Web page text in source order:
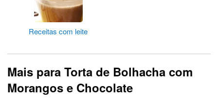
Receitas com leite
Mais para Torta de Bolhacha com
Morangos e Chocolate